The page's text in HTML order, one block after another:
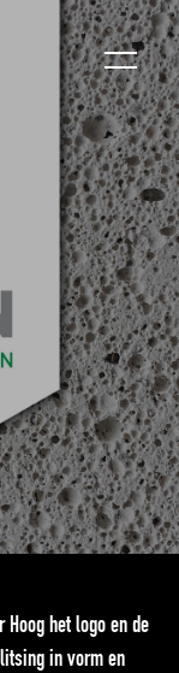
het logo en de
in vorm en